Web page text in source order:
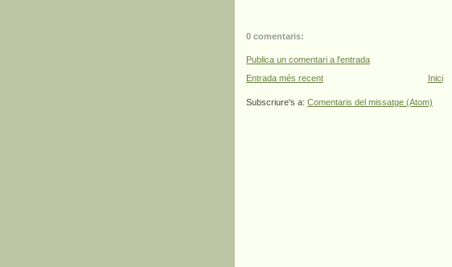
0 comentaris:
Publica un comentari a l'entrada
Entrada més recent
Inici
Subscriure's a: Comentaris del missatge (Atom)